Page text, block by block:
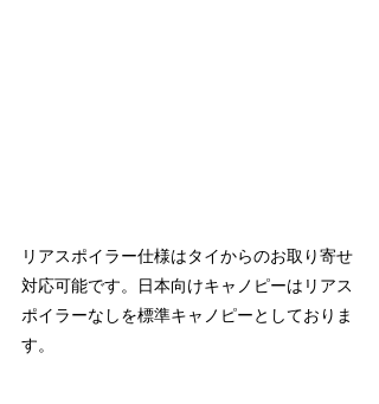
リアスポイラー仕様はタイからのお取り寄せ
対応可能です。日本向けキャノピーはリアス
ポイラーなしを標準キャノピーとしておりま
す。